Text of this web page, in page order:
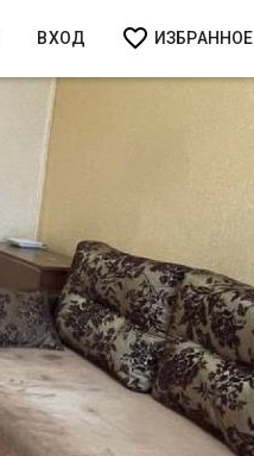
ВХОД ИЗБРАННОЕ